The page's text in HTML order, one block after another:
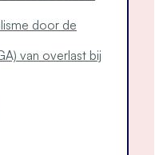
door de
van overlast bij